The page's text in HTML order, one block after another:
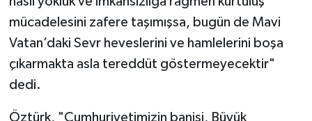
mücadelesini zafere taşımışsa, bugün de Mavi
Vatan’daki Sevr heveslerini ve hamlelerini boşa
çıkarmakta asla tereddüt göstermeyecektir"
dedi.
Öztürk, "Cumhuriyetimizin banisi, Büyük